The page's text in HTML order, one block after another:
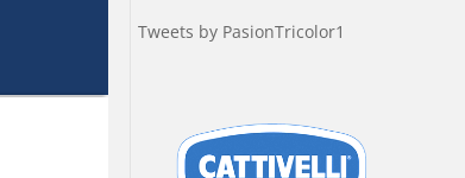
Tweets by PasionTricolor1